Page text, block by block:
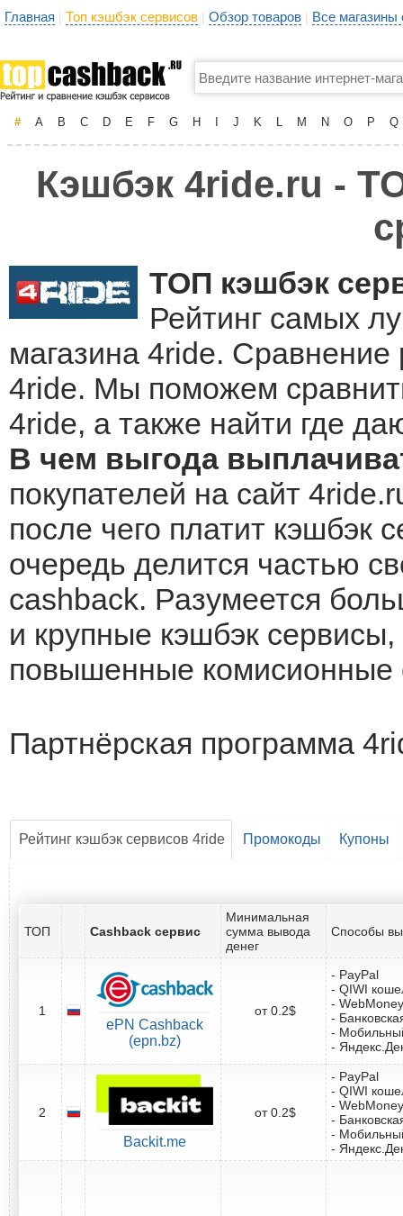
Главная | Топ кэшбэк сервисов | Обзор товаров | Все
# A B C D E F G H J K L M N O P Q
Кэшбэк 4ride.ru -
ТОП кэшбэк
Рейтинг самых
магазина 4ride. Сравнение
4ride. Мы поможем
4ride, а также найти где
В чем выгода
покупателей на сайт
после чего платит кэшбэк
очередь делится частью
cashback. Разумеется
и крупные кэшбэк
повышенные комисионные
Партнёрская программа
Рейтинг кэшбэк сервисов 4ride Промокоды Купоны
ТОП Cashback сервис
Минимальная
сумма вывода
денег
Способы
1
ePN Cashback
(epn.bz)
от 0.2$
- PayPal
- QIWI
- WebMoney
-
-
-
2
Backit.me
от 0.2$
- PayPal
- QIWI
- WebMoney
-
-
-